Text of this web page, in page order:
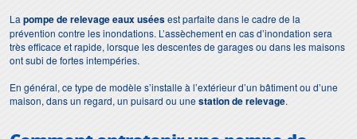
Lapompe de relevage eaux uséesest parfaite dans le cadre de la
prévention contre les inondations. L’assèchement en cas d’inondation sera
très efficace et rapide, lorsque les descentes de garages ou dans les maisons
ont subi de fortes intempéries.
En général, ce type de modèle s’installe à l’extérieur d’un bâtiment ou d’une
maison, dans un regard, un puisard ou unestation de relevage.